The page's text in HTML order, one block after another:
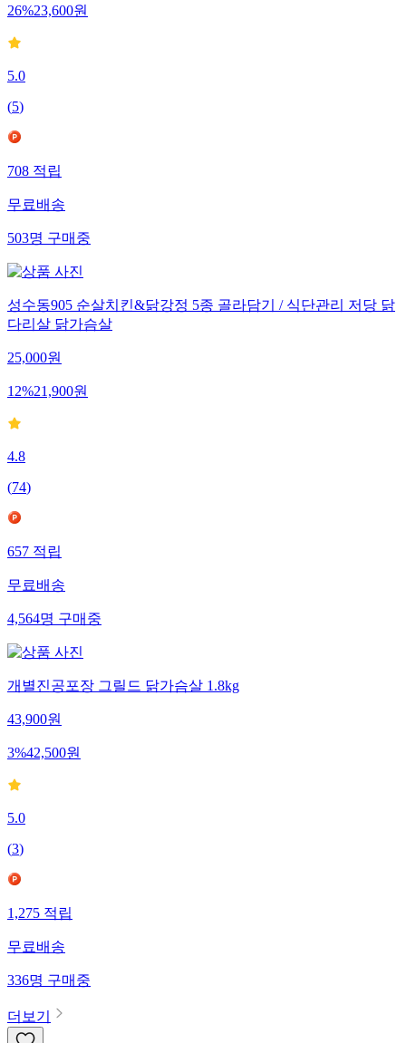
26%23,600원
5.0
(5)
708적립
무료배송
503명구매중
성수동905 순살치킨&닭강정 5종 골라담기 / 식단관리 저당 닭
다리살 닭가슴살
25,000원
12%21,900원
4.8
(74)
657적립
무료배송
4,564명구매중
개별진공포장 그릴드 닭가슴살 1.8kg
43,900원
3%42,500원
5.0
(3)
1,275적립
무료배송
336명구매중
더보기